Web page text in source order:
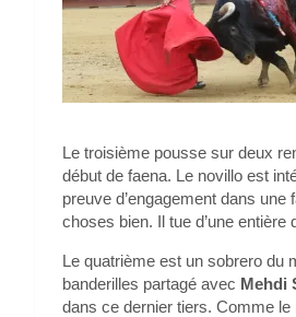
Le troisième pousse sur deux
début de faena. Le novillo est
preuve d’engagement dans
choses bien. Il tue d’une entière
Le quatrième est un sobrero du
banderilles partagé avec Mehdi
dans ce dernier tiers. Comme